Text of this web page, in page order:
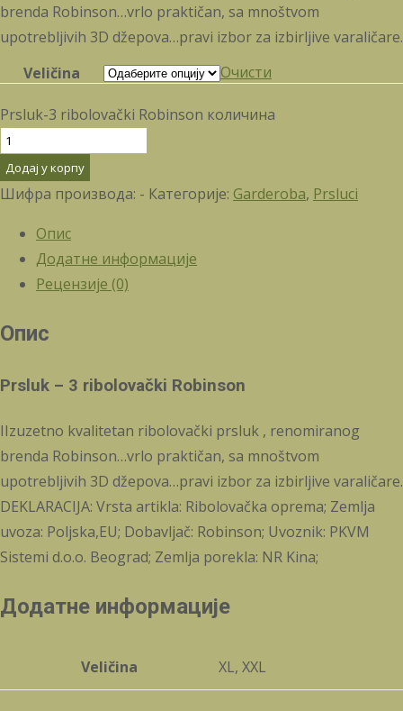
brenda Robinson…vrlo praktičan, sa mnoštvom
upotrebljivih 3D džepova…pravi izbor za izbirljive varaličare.
Veličina
Очисти
Prsluk-3 ribolovački Robinson количина
Додај у корпу
Шифра производа: - Категорије: Garderoba, Prsluci
Опис
Додатне информације
Рецензије (0)
Опис
Prsluk – 3 ribolovački Robinson
IIzuzetno kvalitetan ribolovački prsluk , renomiranog
brenda Robinson…vrlo praktičan, sa mnoštvom
upotrebljivih 3D džepova…pravi izbor za izbirljive varaličare.
DEKLARACIJA: Vrsta artikla: Ribolovačka oprema; Zemlja
uvoza: Poljska,EU; Dobavljač: Robinson; Uvoznik: PKVM
Sistemi d.o.o. Beograd; Zemlja porekla: NR Kina;
Додатне информације
Veličina XL, XXL